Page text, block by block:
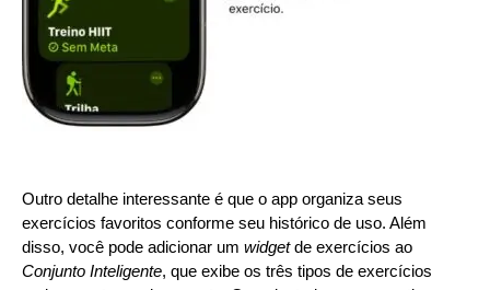
Outro detalhe interessante é que o app organiza seus
exercícios favoritos conforme seu histórico de uso. Além
disso, você pode adicionar um widgetde exercícios ao
Conjunto Inteligente, que exibe os três tipos de exercícios